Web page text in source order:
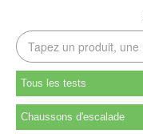
Tous les tests
Chaussons d'escalade